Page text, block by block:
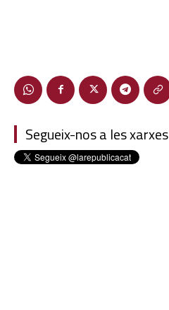
Segueix-nos a les xarxes